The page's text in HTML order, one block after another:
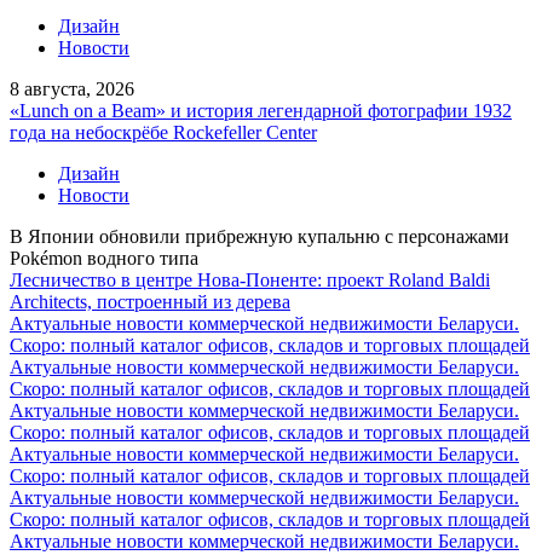
Дизайн
Новости
8 августа, 2026
«Lunch on a Beam» и история легендарной фотографии 1932
года на небоскрёбе Rockefeller Center
Дизайн
Новости
В Японии обновили прибрежную купальню с персонажами
Pokémon водного типа
Лесничество в центре Нова-Поненте: проект Roland Baldi
Architects, построенный из дерева
Актуальные новости коммерческой недвижимости Беларуси.
Скоро: полный каталог офисов, складов и торговых площадей
Актуальные новости коммерческой недвижимости Беларуси.
Скоро: полный каталог офисов, складов и торговых площадей
Актуальные новости коммерческой недвижимости Беларуси.
Скоро: полный каталог офисов, складов и торговых площадей
Актуальные новости коммерческой недвижимости Беларуси.
Скоро: полный каталог офисов, складов и торговых площадей
Актуальные новости коммерческой недвижимости Беларуси.
Скоро: полный каталог офисов, складов и торговых площадей
Актуальные новости коммерческой недвижимости Беларуси.